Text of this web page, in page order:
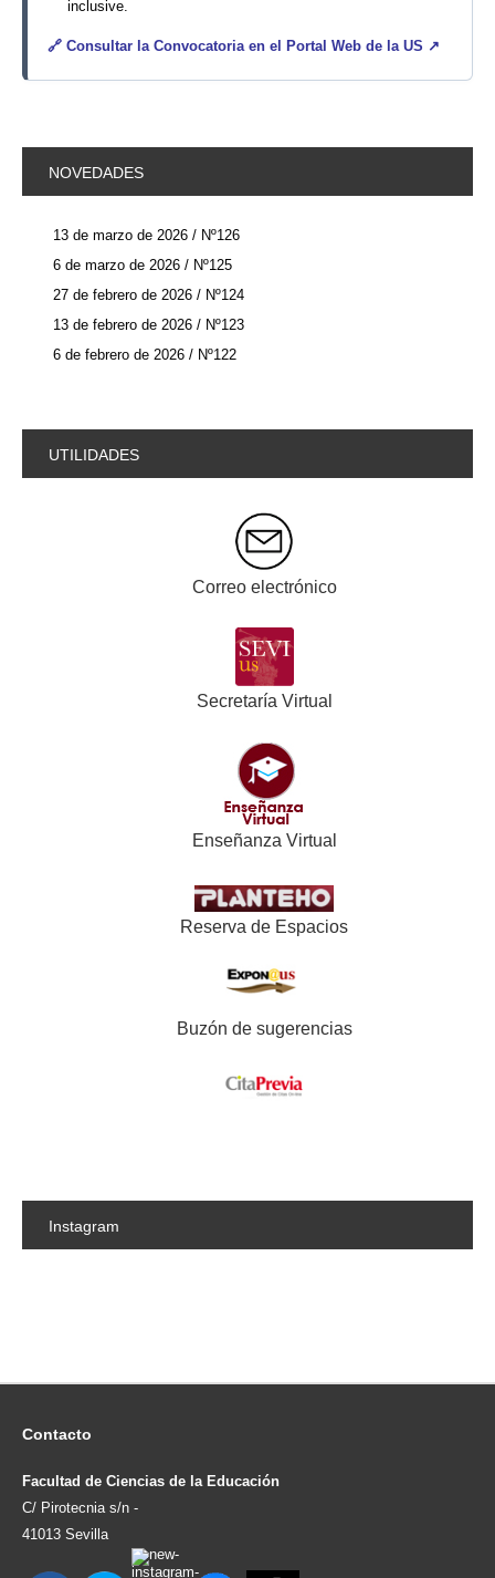
inclusive.
🔗 Consultar la Convocatoria en el Portal Web de la US ↗
NOVEDADES
13 de marzo de 2026 / Nº126
6 de marzo de 2026 / Nº125
27 de febrero de 2026 / Nº124
13 de febrero de 2026 / Nº123
6 de febrero de 2026 / Nº122
UTILIDADES
Correo electrónico
Secretaría Virtual
Enseñanza Virtual
Reserva de Espacios
Buzón de sugerencias
Instagram
Contacto
Facultad de Ciencias de la Educación
C/ Pirotecnia s/n -
41013 Sevilla